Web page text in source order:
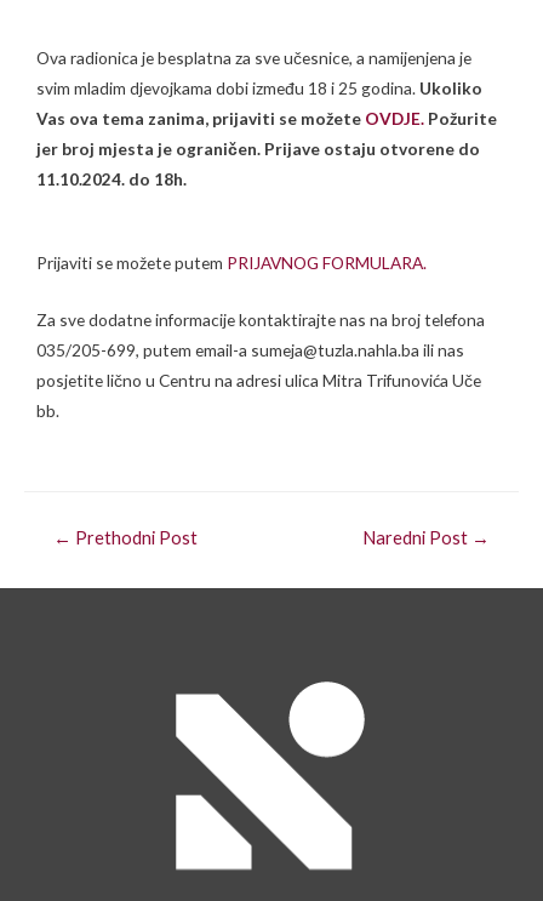
Ova radionica je besplatna za sve učesnice, a namijenjena je
svim mladim djevojkama dobi između 18 i 25 godina. Ukoliko
Vas ova tema zanima, prijaviti se možete OVDJE. Požurite
jer broj mjesta je ograničen. Prijave ostaju otvorene do
11.10.2024. do 18h.
Prijaviti se možete putem PRIJAVNOG FORMULARA.
Za sve dodatne informacije kontaktirajte nas na broj telefona
035/205-699, putem email-a sumeja@tuzla.nahla.ba ili nas
posjetite lično u Centru na adresi ulica Mitra Trifunovića Uče
bb.
← Prethodni Post Naredni Post →